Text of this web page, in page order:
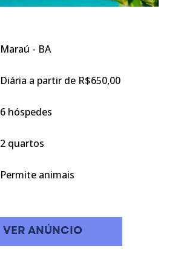
Maraú - BA
Diária a partir de R$650,00
6 hóspedes
2 quartos
Permite animais
VER ANÚNCIO